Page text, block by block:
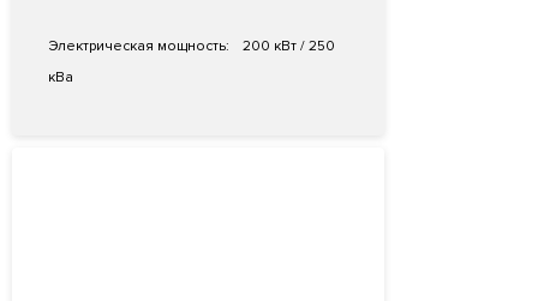
Электрическая мощность:
200 кВт / 250
кВа